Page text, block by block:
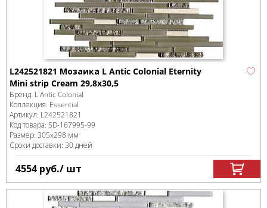
L242521821 Мозаика L Antic Colonial Eternity
Mini strip Cream 29,8x30,5
Бренд: L Antic Colonial
Коллекция: Essential
Артикул: L242521821
Код товара: SD-167995-99
Размер: 305x298 мм
Сроки доставки: 30 дней
4554 руб./ шт